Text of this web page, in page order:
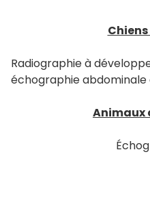
Radiographie à
échographie abdominale
Animaux